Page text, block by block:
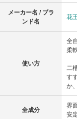
メーカー名 / ブラ
ンド名
花
使い方
全
柔
二
す
か
全成分
界
安